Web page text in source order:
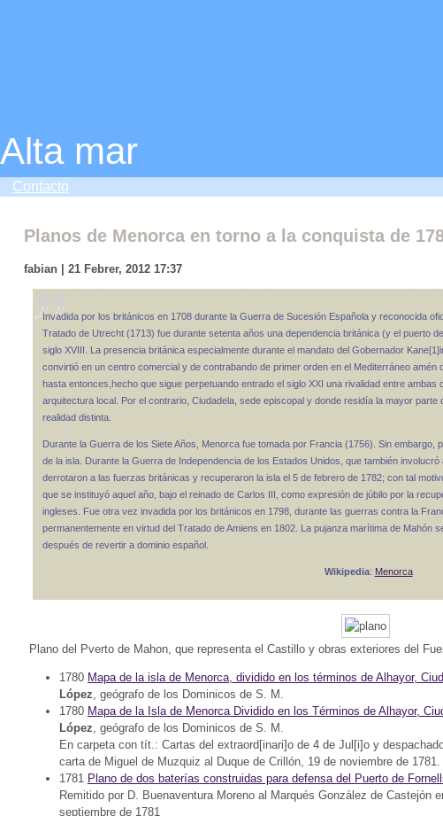
Alta mar
Contacto
Planos de Menorca en torno a la conquista de
fabian | 21 Febrer, 2012 17:37
Invadida por los británicos en 1708 durante la Guerra de Sucesión Española y reconocida
Tratado de Utrecht (1713) fue durante setenta años una dependencia británica (y el puerto
siglo XVIII. La presencia británica especialmente durante el mandato del Gobernador
convirtió en un centro comercial y de contrabando de primer orden en el Mediterráneo amén
hasta entonces,hecho que sigue perpetuando entrado el siglo XXI una rivalidad entre
arquitectura local. Por el contrario, Ciudadela, sede episcopal y donde residía la mayor
realidad distinta.
Durante la Guerra de los Siete Años, Menorca fue tomada por Francia (1756). Sin
de la isla. Durante la Guerra de Independencia de los Estados Unidos, que también
derrotaron a las fuerzas británicas y recuperaron la isla el 5 de febrero de 1782; con tal
que se instituyó aquel año, bajo el reinado de Carlos III, como expresión de júbilo por la
ingleses. Fue otra vez invadida por los británicos en 1798, durante las guerras contra la
permanentemente en virtud del Tratado de Amiens en 1802. La pujanza marítima de Mahón
después de revertir a dominio español.
Wikipedia: Menorca
Plano del Pverto de Mahon, que representa el Castillo y obras exteriores del
1780 Mapa de la isla de Menorca, dividido en los términos de Alhayor,
López, geógrafo de los Dominicos de S. M.
1780 Mapa de la Isla de Menorca Dividido en los Términos de Alhayor,
López, geógrafo de los Dominicos de S. M.
En carpeta con tít.: Cartas del extraord[inari]o de 4 de Jul[i]o y
carta de Miguel de Muzquiz al Duque de Crillón, 19 de noviembre de 1781.
1781 Plano de dos baterías construidas para defensa del Puerto de
Remitido por D. Buenaventura Moreno al Marqués González de Castejón
septiembre de 1781